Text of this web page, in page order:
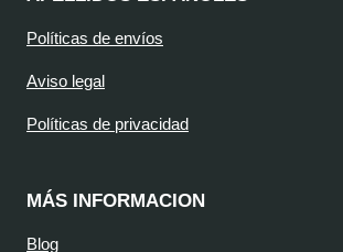
Políticas de envíos
Aviso legal
Políticas de privacidad
MÁS INFORMACION
Blog